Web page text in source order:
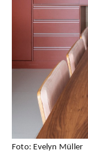
Foto: Evelyn Müller